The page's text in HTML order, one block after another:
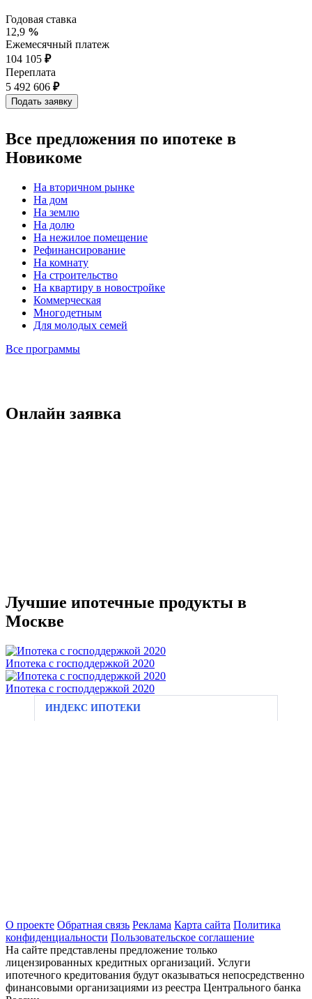
Годовая ставка
12,9 %
Ежемесячный платеж
104 105 ₽
Переплата
5 492 606 ₽
Все предложения по ипотеке в
Новикоме
На вторичном рынке
На дом
На землю
На долю
На нежилое помещение
Рефинансирование
На комнату
На строительство
На квартиру в новостройке
Коммерческая
Многодетным
Для молодых семей
Все программы
Онлайн заявка
Лучшие ипотечные продукты в
Москве
Ипотека с господдержкой 2020
Ипотека с господдержкой 2020
ИНДЕКС ИПОТЕКИ
О проекте Обратная связь Реклама Карта сайта Политика
конфиденциальности Пользовательское соглашение
На сайте представлены предложение только
лицензированных кредитных организаций. Услуги
ипотечного кредитования будут оказываться непосредственно
финансовыми организациями из реестра Центрального банка